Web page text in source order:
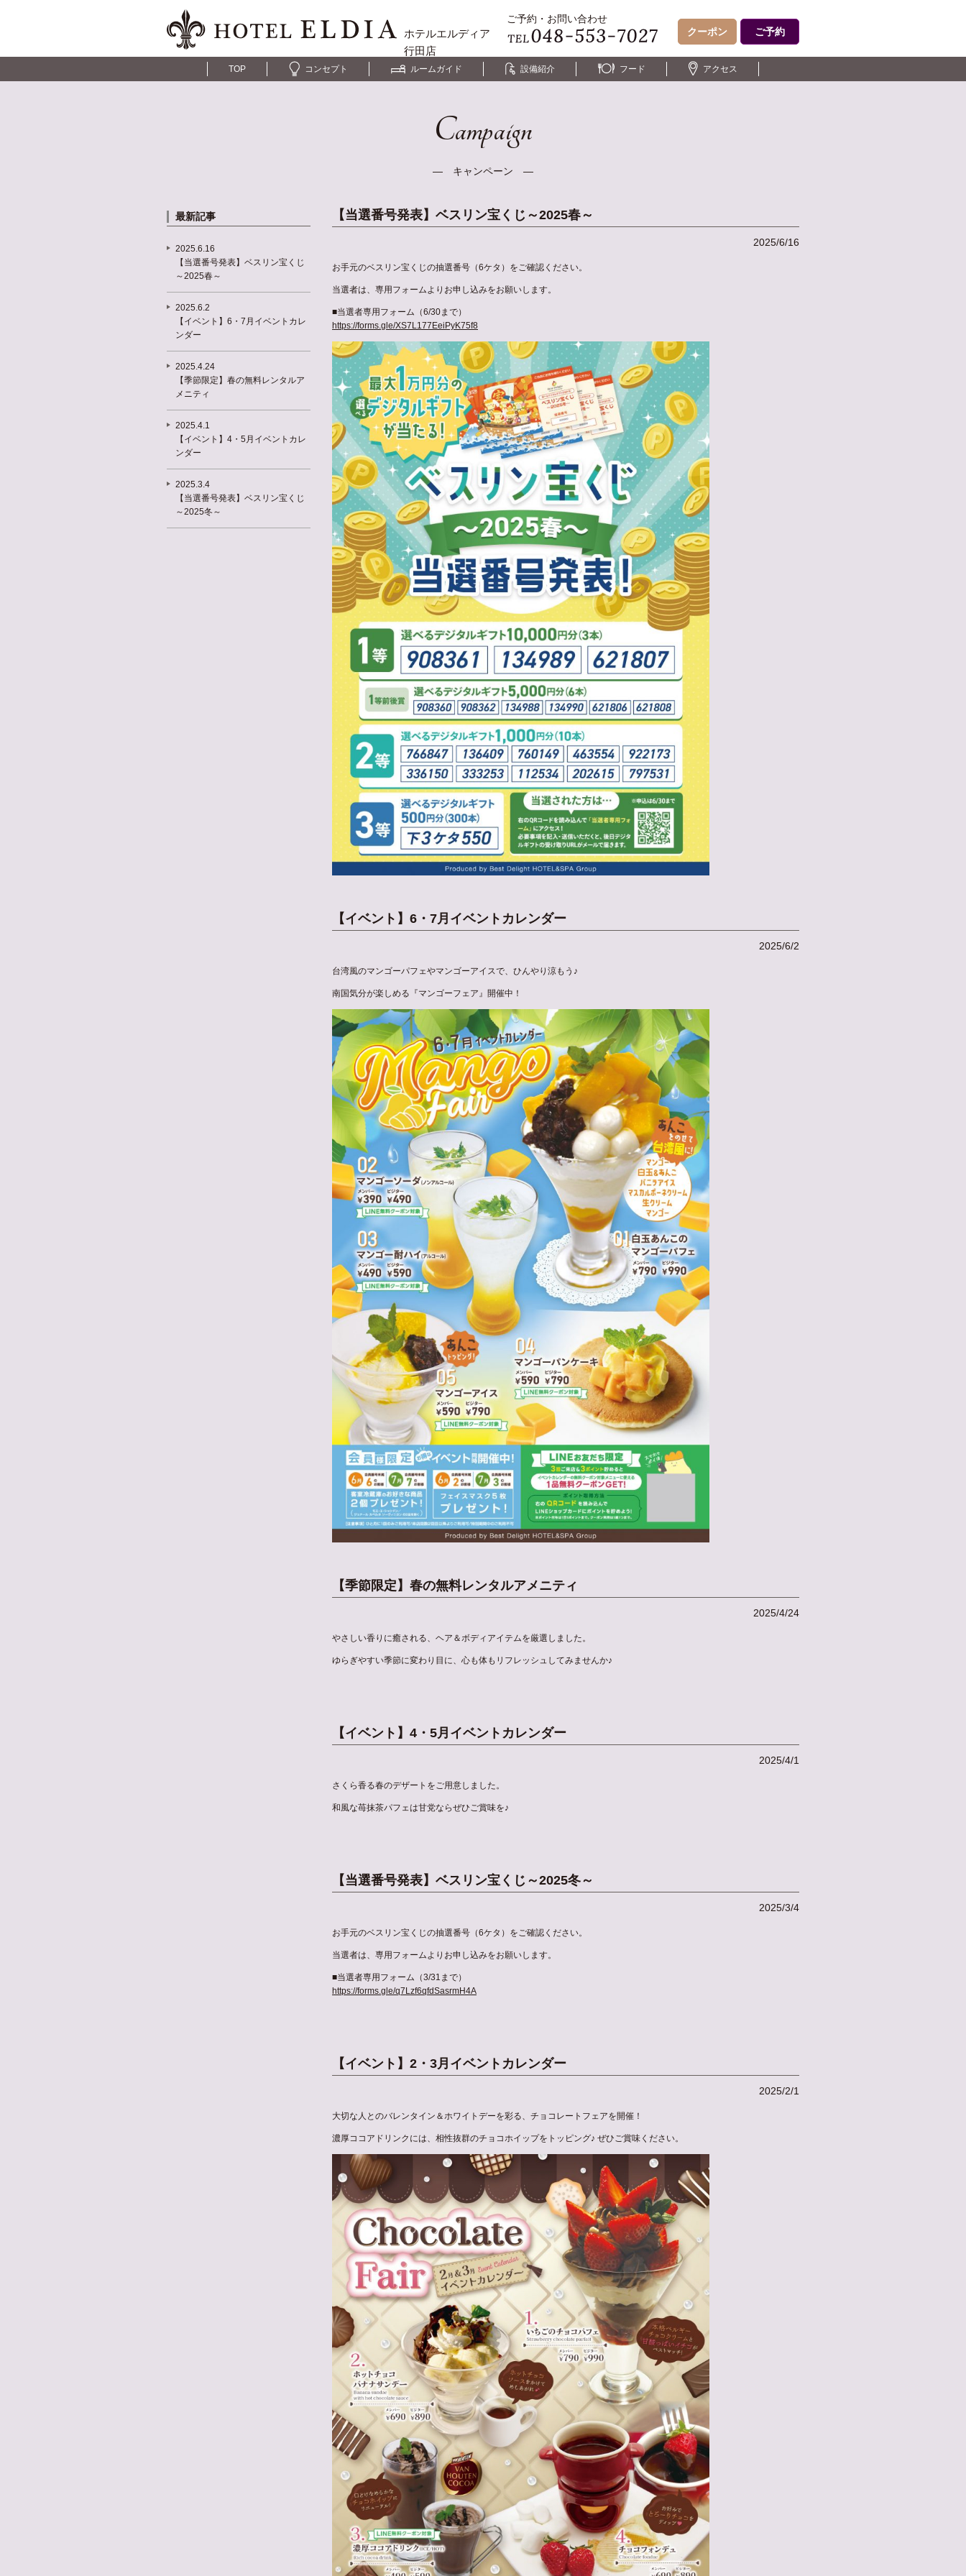
ホテルエルディア
行田店
ご予約・お問い合わせ
クーポン
ご予約
TOP コンセプト ルームガイド 設備紹介 フード アクセス
Campaign
― キャンペーン ―
【当選番号発表】ベスリン宝くじ～2025春～
2025/6/16
お手元のベスリン宝くじの抽選番号（6ケタ）をご確認ください。
当選者は、専用フォームよりお申し込みをお願いします。
■当選者専用フォーム（6/30まで）
https://forms.gle/XS7L177EeiPyK75f8
【イベント】6・7月イベントカレンダー
2025/6/2
台湾風のマンゴーパフェやマンゴーアイスで、ひんやり涼もう♪
南国気分が楽しめる『マンゴーフェア』開催中！
【季節限定】春の無料レンタルアメニティ
2025/4/24
やさしい香りに癒される、ヘア＆ボディアイテムを厳選しました。
ゆらぎやすい季節に変わり目に、心も体もリフレッシュしてみませんか♪
【イベント】4・5月イベントカレンダー
2025/4/1
さくら香る春のデザートをご用意しました。
和風な苺抹茶パフェは甘党ならぜひご賞味を♪
【当選番号発表】ベスリン宝くじ～2025冬～
2025/3/4
お手元のベスリン宝くじの抽選番号（6ケタ）をご確認ください。
当選者は、専用フォームよりお申し込みをお願いします。
■当選者専用フォーム（3/31まで）
https://forms.gle/q7Lzf6qfdSasrmH4A
【イベント】2・3月イベントカレンダー
2025/2/1
大切な人とのバレンタイン＆ホワイトデーを彩る、チョコレートフェアを開催！
濃厚ココアドリンクには、相性抜群のチョコホイップをトッピング♪ ぜひご賞味ください。
最新記事
2025.6.16
【当選番号発表】ベスリン宝くじ
～2025春～
2025.6.2
【イベント】6・7月イベントカレ
ンダー
2025.4.24
【季節限定】春の無料レンタルア
メニティ
2025.4.1
【イベント】4・5月イベントカレ
ンダー
2025.3.4
【当選番号発表】ベスリン宝くじ
～2025冬～